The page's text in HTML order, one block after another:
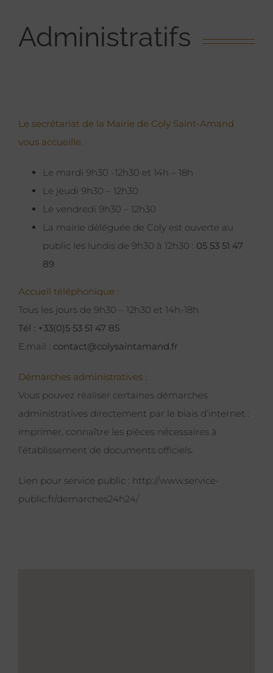
Administratifs
Le secrétariat de la Mairie de Coly Saint-Amand
vous accueille.
Le mardi 9h30 -12h30 et 14h – 18h
Le jeudi 9h30 – 12h30
Le vendredi 9h30 – 12h30
La mairie déléguée de Coly est ouverte au
public les lundis de 9h30 à 12h30 : 05 53 51 47
89
Accueil téléphonique :
Tous les jours de 9h30 – 12h30 et 14h-18h
Tél : +33(0)5 53 51 47 85
E.mail : contact@colysaintamand.fr
Démarches administratives :
Vous pouvez réaliser certaines démarches
administratives directement par le biais d’internet :
imprimer, connaître les pièces nécessaires à
l’établissement de documents officiels.
Lien pour service public : http://www.service-
public.fr/demarches24h24/